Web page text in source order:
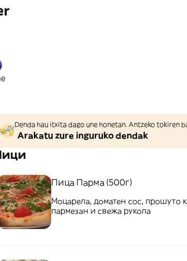
Denda hau itxita dago une honetan. Antzeko tokiren
Arakatu zure inguruko dendak
Пица Парма (500г)
Моцарела, доматен сос, прошуто
пармезан и свежа рукола